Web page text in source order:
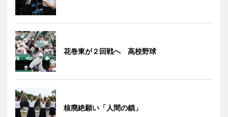
花巻東が２回戦へ 高校野球
核廃絶願い「人間の鎖」